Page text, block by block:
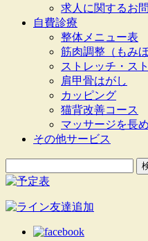
求人に関するお
自費診療
整体メニュー表
筋肉調整（もみほ
ストレッチ・ス
肩甲骨はがし
カッピング
猫背改善コース
マッサージを長
その他サービス
索: